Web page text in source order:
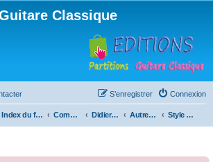
Classique
Connexion
S’enregistrer
Index du forum Compositions Didierland Autres musiques Style anciens